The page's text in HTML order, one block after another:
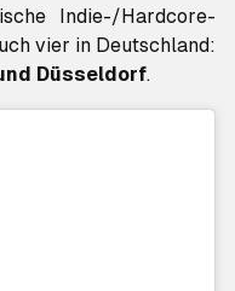
Indie-/Hardcore-
vier in Deutschland:
Düsseldorf.